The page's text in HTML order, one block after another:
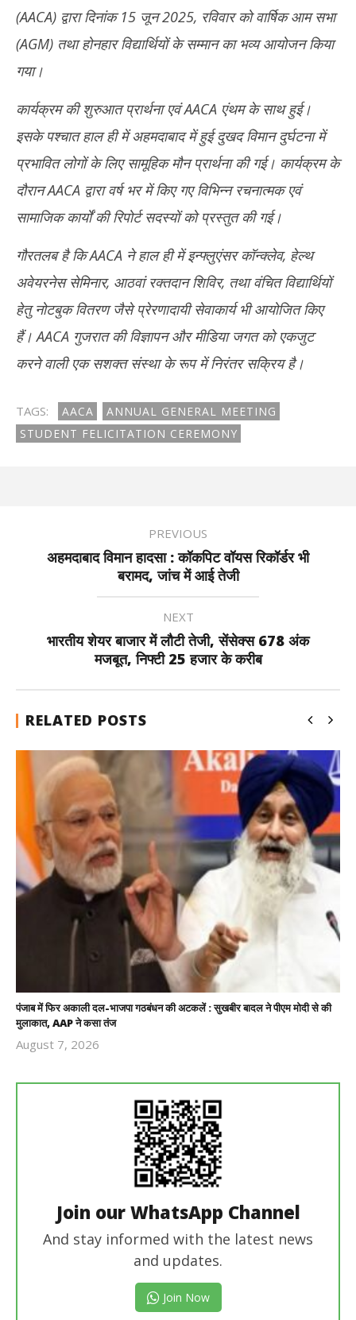
NOW VIEWING
AACA की वार्षिक आम सभा एवं विद्यार्थी सम्मान समारोह सफलता पूर्वक संपन्न
June
16,
2025
(AACA) द्वारा दिनांक 15 जून 2025, रविवार को वार्षिक आम सभा
(AGM) तथा होनहार विद्यार्थियों के सम्मान का भव्य आयोजन किया
गया।
कार्यक्रम की शुरुआत प्रार्थना एवं AACA एंथम के साथ हुई।
इसके पश्चात हाल ही में अहमदाबाद में हुई दुखद विमान दुर्घटना में
प्रभावित लोगों के लिए सामूहिक मौन प्रार्थना की गई। कार्यक्रम के
दौरान AACA द्वारा वर्ष भर में किए गए विभिन्न रचनात्मक एवं
सामाजिक कार्यों की रिपोर्ट सदस्यों को प्रस्तुत की गई।
गौरतलब है कि AACA ने हाल ही में इन्फ्लुएंसर कॉन्क्लेव, हेल्थ
अवेयरनेस सेमिनार, आठवां रक्तदान शिविर, तथा वंचित विद्यार्थियों
हेतु नोटबुक वितरण जैसे प्रेरणादायी सेवाकार्य भी आयोजित किए
हैं। AACA गुजरात की विज्ञापन और मीडिया जगत को एकजुट
करने वाली एक सशक्त संस्था के रूप में निरंतर सक्रिय है।
TAGS: AACA
ANNUAL GENERAL MEETING
STUDENT FELICITATION CEREMONY
PREVIOUS
अहमदाबाद विमान हादसा : कॉकपिट वॉयस रिकॉर्डर भी
बरामद, जांच में आई तेजी
NEXT
भारतीय शेयर बाजार में लौटी तेजी, सेंसेक्स 678 अंक
मजबूत, निफ्टी 25 हजार के करीब
RELATED POSTS
पंजाब में फिर अकाली दल-भाजपा गठबंधन की अटकलें : सुखबीर बादल ने पीएम मोदी से की
मुलाकात, AAP ने कसा तंज
August 7, 2026
Join our WhatsApp Channel
And stay informed with the latest news
and updates.
Join Now